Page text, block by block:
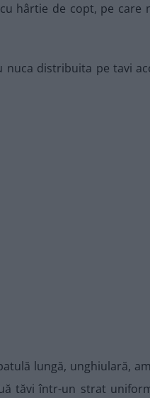
hârtie de copt, pe care
lungă, unghiulară,
tăvi într-un strat